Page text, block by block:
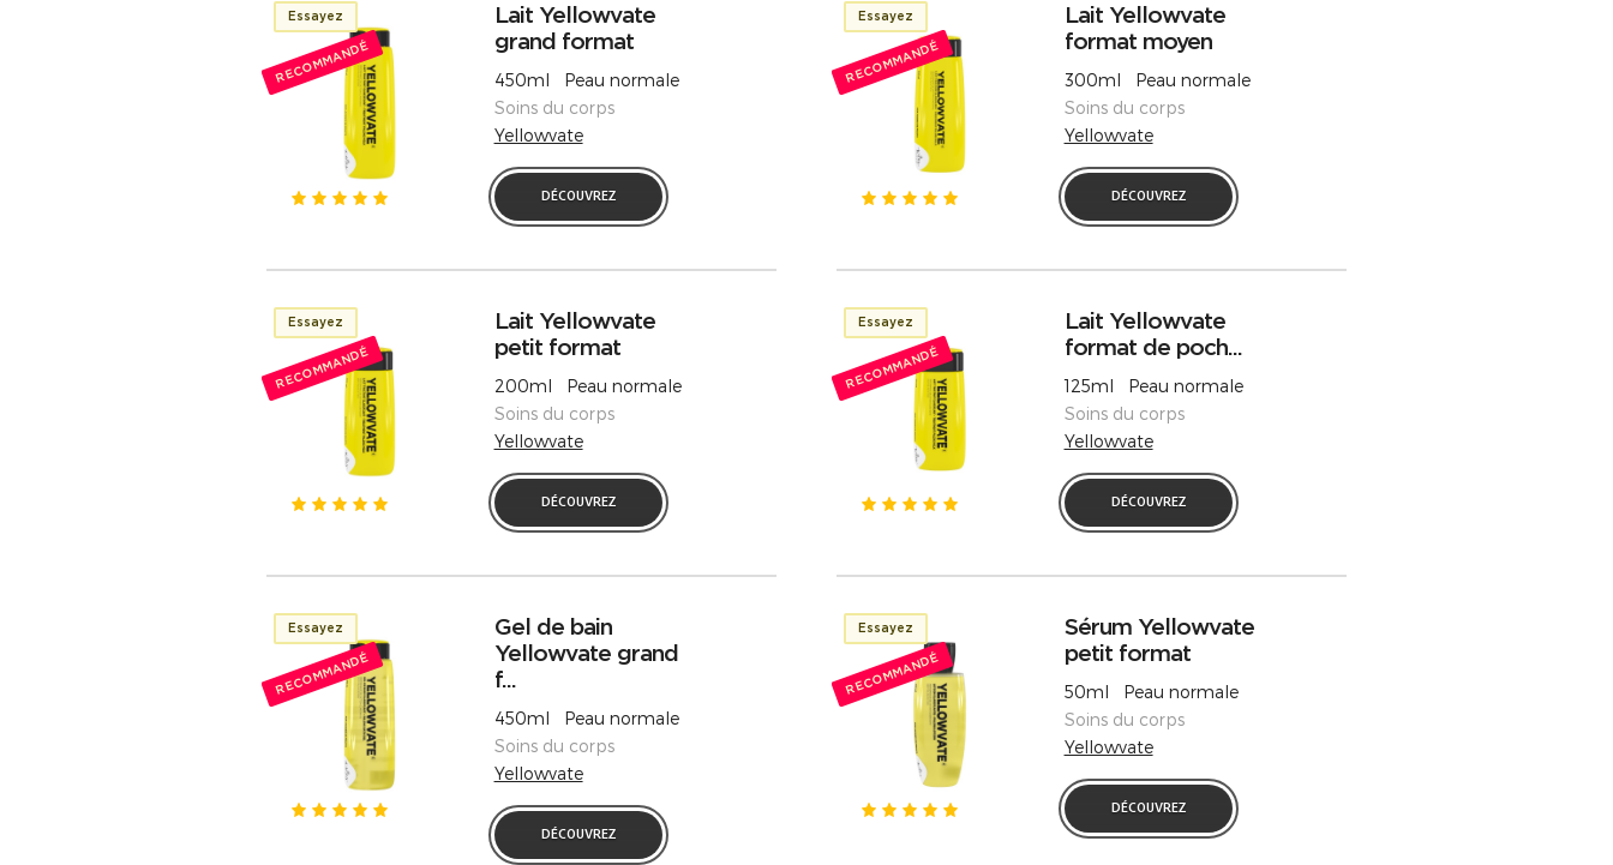
Essayez
RECOMMANDÉ
Lait Yellowvate
grand format
450ml Peau normale
Soins du corps
Yellowvate
DÉCOUVREZ
Essayez
RECOMMANDÉ
Lait Yellowvate
format moyen
300ml Peau normale
Soins du corps
Yellowvate
DÉCOUVREZ
Essayez
RECOMMANDÉ
Lait Yellowvate
petit format
200ml Peau normale
Soins du corps
Yellowvate
DÉCOUVREZ
Essayez
RECOMMANDÉ
Lait Yellowvate
format de poch...
125ml Peau normale
Soins du corps
Yellowvate
DÉCOUVREZ
Essayez
RECOMMANDÉ
Gel de bain
Yellowvate grand
f...
450ml Peau normale
Soins du corps
Yellowvate
DÉCOUVREZ
Essayez
RECOMMANDÉ
Sérum Yellowvate
petit format
50ml Peau normale
Soins du corps
Yellowvate
DÉCOUVREZ